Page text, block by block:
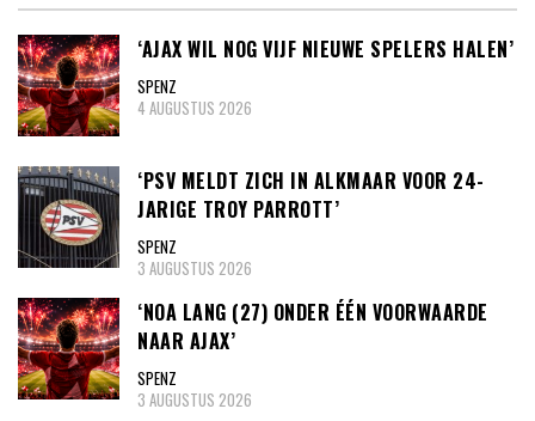
‘AJAX WIL NOG VIJF NIEUWE SPELERS HALEN’
SPENZ
4 AUGUSTUS 2026
‘PSV MELDT ZICH IN ALKMAAR VOOR 24-
JARIGE TROY PARROTT’
SPENZ
3 AUGUSTUS 2026
‘NOA LANG (27) ONDER ÉÉN VOORWAARDE
NAAR AJAX’
SPENZ
3 AUGUSTUS 2026